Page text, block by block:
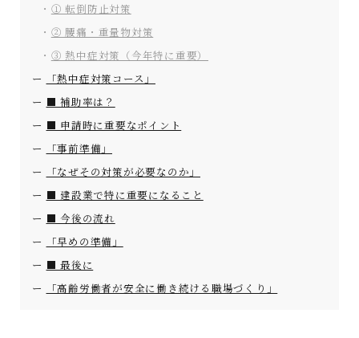
① 転倒防止対策
② 腰痛・重量物対策
③ 熱中症対策（今年特に重要）
「熱中症対策コース」
■ 補助率は？
■ 申請時に重要なポイント
「事前準備」
「なぜその対策が必要なのか」
■ 建設業で特に重要になること
■ 今後の流れ
「早めの準備」
■ 最後に
「高齢労働者が安全に働き続ける職場づくり」